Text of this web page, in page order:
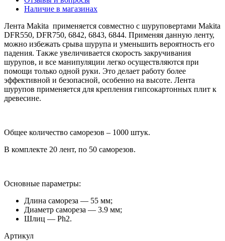
Наличие в магазинах
Лента Makita применяется совместно с шуруповертами Makita
DFR550, DFR750, 6842, 6843, 6844. Применяя данную ленту,
можно избежать срыва шурупа и уменьшить вероятность его
падения. Также увеличивается скорость закручивания
шурупов, и все манипуляции легко осуществляются при
помощи только одной руки. Это делает работу более
эффективной и безопасной, особенно на высоте. Лента
шурупов применяется для крепления гипсокартонных плит к
древесине.
Общее количество саморезов – 1000 штук.
В комплекте 20 лент, по 50 саморезов.
Основные параметры:
Длина самореза — 55 мм;
Диаметр самореза — 3.9 мм;
Шлиц — Рh2.
Артикул